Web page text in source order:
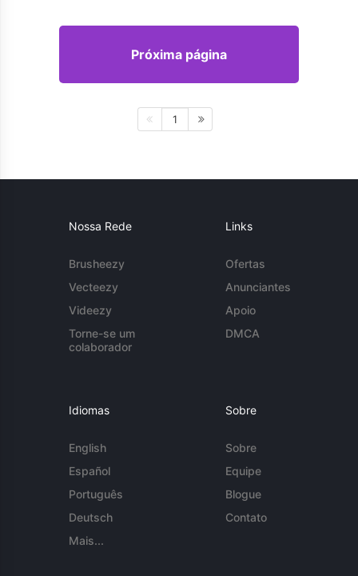
Próxima página
1
Nossa Rede
Brusheezy
Vecteezy
Videezy
Torne-se um
colaborador
Links
Ofertas
Anunciantes
Apoio
DMCA
Idiomas
English
Español
Português
Deutsch
Mais...
Sobre
Sobre
Equipe
Blogue
Contato